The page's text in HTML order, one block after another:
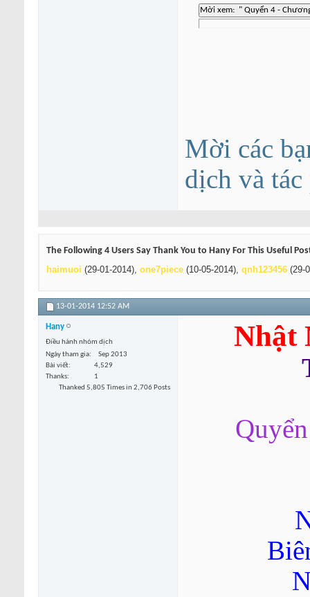
Mời các
dịch và
The Following 4 Users Say Thank You to Hany For This Useful
haimuoi (29-01-2014), one7piece (10-05-2014), qnh123456 (29-
13-01-2014 12:52 AM
Hany
Điều hành nhóm dịch
Ngày tham gia
Sep 2013
Bài viết
4,529
Thanks
1
Thanked 5,805 Times in 2,706 Posts
Nhật